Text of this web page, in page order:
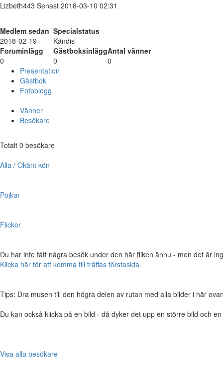
Lizbeth443 Senast 2018-03-10 02:31
Medlem sedan Specialstatus
2018-02-19
Kändis
Foruminlägg
GästboksinläggAntal vänner
0
0
0
Presentation
Gästbok
Fotoblogg
Vänner
Besökare
Totalt 0 besökare
Alla / Okänt kön
Pojkar
Flickor
Du har inte fått några besök under den här fliken ännu - men det är
Klicka här för att komma till träffas förstasida.
Tips: Dra musen till den högra delen av rutan med alla bilder i här
Du kan också klicka på en bild - då dyker det upp en större bild och
Visa alla besökare